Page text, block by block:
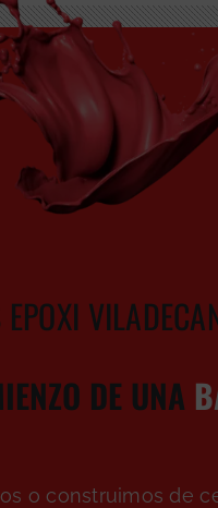
EPOXI
DE UNA
o construimos de